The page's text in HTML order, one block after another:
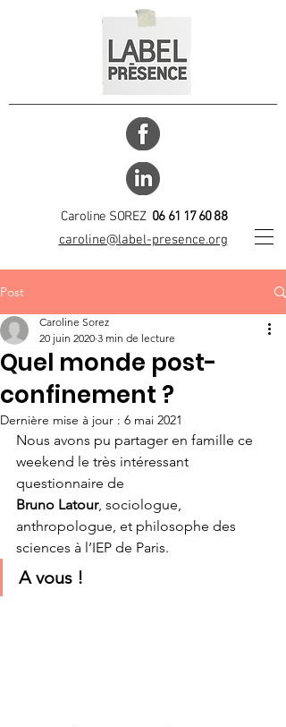
Caroline SOREZ 06 61 17 60 88
caroline@label-presence.org
Post
Quel monde post-
confinement ?
Caroline Sorez
20 juin 2020 3 min de lecture
Dernière mise à jour : 6 mai 2021
Nous avons pu partager en famille ce
weekend le très intéressant
questionnaire de
Bruno Latour, sociologue,
anthropologue, et philosophe des
sciences à l’IEP de Paris.
A vous !